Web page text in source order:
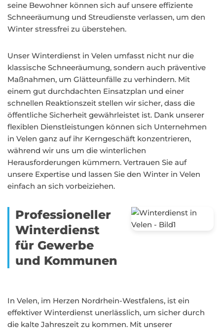
seine Bewohner können sich auf unsere effiziente
Schneeräumung und Streudienste verlassen, um den
Winter stressfrei zu überstehen.
Unser Winterdienst in Velen umfasst nicht nur die
klassische Schneeräumung, sondern auch präventive
Maßnahmen, um Glätteunfälle zu verhindern. Mit
einem gut durchdachten Einsatzplan und einer
schnellen Reaktionszeit stellen wir sicher, dass die
öffentliche Sicherheit gewährleistet ist. Dank unserer
flexiblen Dienstleistungen können sich Unternehmen
in Velen ganz auf ihr Kerngeschäft konzentrieren,
während wir uns um die winterlichen
Herausforderungen kümmern. Vertrauen Sie auf
unsere Expertise und lassen Sie den Winter in Velen
einfach an sich vorbeiziehen.
Professioneller
Winterdienst
für Gewerbe
und Kommunen
In Velen, im Herzen Nordrhein-Westfalens, ist ein
effektiver Winterdienst unerlässlich, um sicher durch
die kalte Jahreszeit zu kommen. Mit unserer